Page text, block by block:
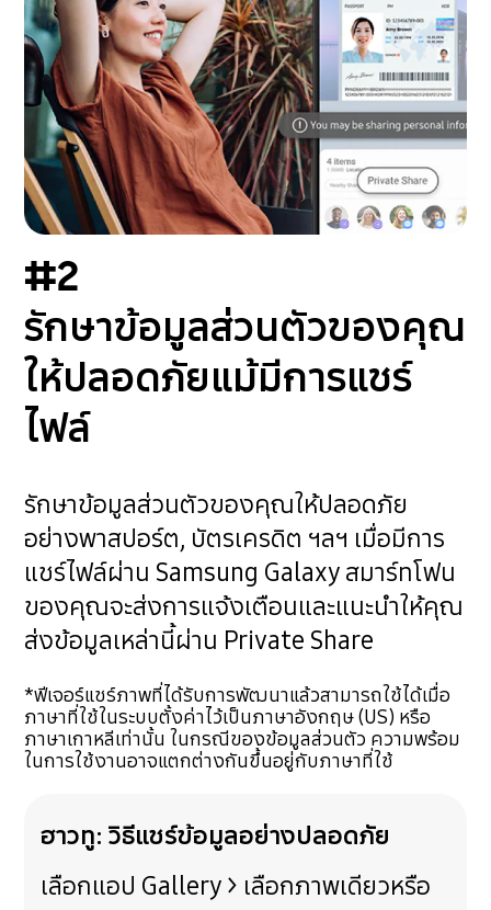
#2
รักษาข้อมูลส่วนตัวของคุณ
ให้ปลอดภัยแม้มีการแชร์
ไฟล์
รักษาข้อมูลส่วนตัวของคุณให้ปลอดภัย
อย่างพาสปอร์ต, บัตรเครดิต ฯลฯ เมื่อมีการ
แชร์ไฟล์ผ่าน Samsung Galaxy สมาร์ทโฟน
ของคุณจะส่งการแจ้งเตือนและแนะนำให้คุณ
ส่งข้อมูลเหล่านี้ผ่าน Private Share
*ฟีเจอร์แชร์ภาพที่ได้รับการพัฒนาแล้วสามารถใช้ได้เมื่อ
ภาษาที่ใช้ในระบบตั้งค่าไว้เป็นภาษาอังกฤษ (US) หรือ
ภาษาเกาหลีเท่านั้น ในกรณีของข้อมูลส่วนตัว ความพร้อม
ในการใช้งานอาจแตกต่างกันขึ้นอยู่กับภาษาที่ใช้
ฮาวทู: วิธีแชร์ข้อมูลอย่างปลอดภัย
เลือกแอป Gallery > เลือกภาพเดียวหรือ